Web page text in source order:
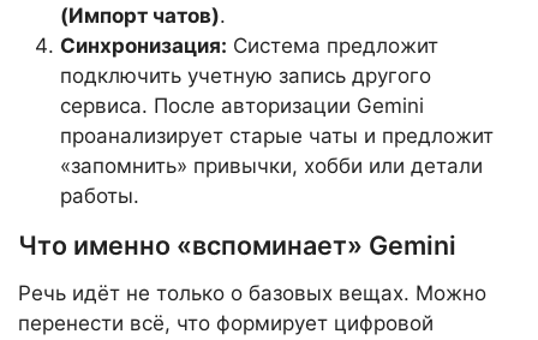
(Импорт чатов).
Синхронизация: Система предложит
подключить учетную запись другого
сервиса. После авторизации Gemini
проанализирует старые чаты и предложит
«запомнить» привычки, хобби или детали
работы.
Что именно «вспоминает» Gemini
Речь идёт не только о базовых вещах. Можно
перенести всё, что формирует цифровой